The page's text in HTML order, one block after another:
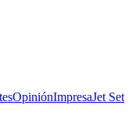
OpiniónImpresaJet Set